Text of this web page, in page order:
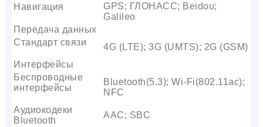
Навигация
GPS; ГЛОНАСС; Beidou;
Galileo
Передача данных
Стандарт связи
4G (LTE); 3G (UMTS); 2G (GSM)
Интерфейсы
Беспроводные
интерфейсы
Bluetooth(5.3); Wi-Fi(802.11ac);
NFC
Аудиокодеки
Bluetooth
AAC; SBC